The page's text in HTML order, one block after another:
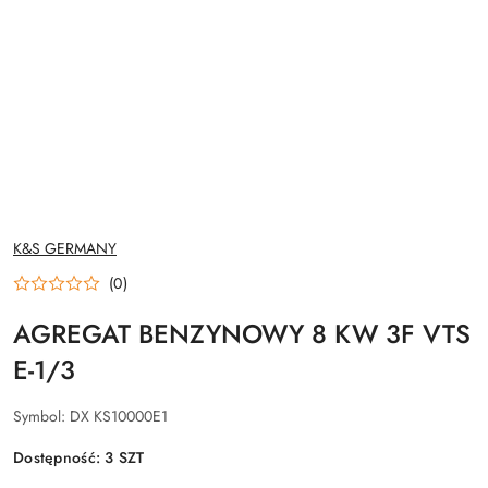
NAZWA
PRODUCENTA:
K&S GERMANY
(0)
AGREGAT BENZYNOWY 8 KW 3F VTS
E-1/3
Symbol: DX KS10000E1
Dostępność:3 SZT